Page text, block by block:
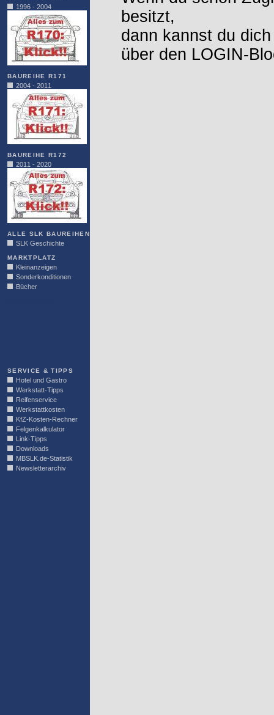
1996 - 2004
BAUREIHE R171
2004 - 2011
BAUREIHE R172
2011 - 2020
ALLE SLK BAUREIHEN
SLK Geschichte
MARKTPLATZ
Kleinanzeigen
Sonderkonditionen
Bücher
SERVICE & TIPPS
Hotel und Gastro
Werkstatt-Tipps
Reifenservice
Werkstattkosten
KfZ-Kosten-Rechner
Felgenkalkulator
Link-Tipps
Downloads
MBSLK.de-Statistik
Newsletterarchiv
besitzt,
dann kannst du
über den LOGIN-